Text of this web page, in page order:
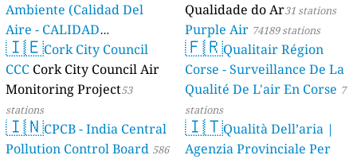
Ambiente (Calidad Del
Aire - CALIDAD
AMBIENTAL) 23 stations
🇮🇪Cork City Council
CCC Cork City Council Air
Monitoring Project53
stations
🇮🇳CPCB - India Central
Pollution Control Board 586
Qualidade do Ar31 stations
Purple Air 74189 stations
🇫🇷Qualitair Région
Corse - Surveillance De La
Qualité De L'air En Corse 7
stations
🇮🇹Qualità Dell’aria |
Agenzia Provinciale Per